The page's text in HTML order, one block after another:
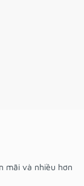
mãi và nhiều hơn